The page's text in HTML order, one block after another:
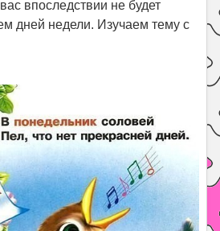
впоследствии не будет
дней недели. Изучаем тему с